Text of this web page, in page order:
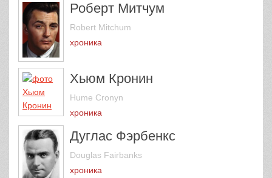
Роберт Митчум
Robert Mitchum
хроника
Хьюм Кронин
Hume Cronyn
хроника
Дуглас Фэрбенкс
Douglas Fairbanks
хроника